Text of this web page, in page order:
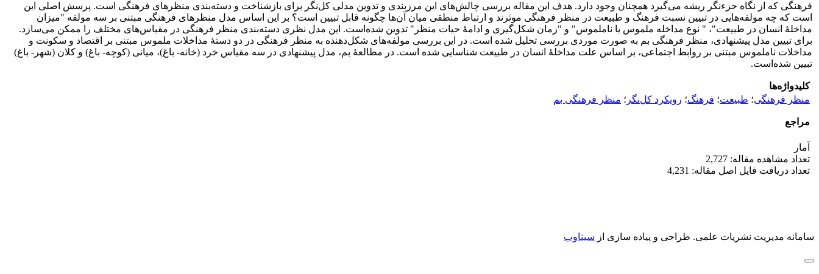
فرهنگی که از نگاه جزءنگر ریشه می‌گیرد همچنان وجود دارد. هدف این مقاله بررسی چالش‌های این مرزبندی و تدوین مدلی کل‌نگر برای بازشناخت و دسته‌بندی منظر‌های‌ فرهنگی است. پرسش اصلی این
است که چه مولفه‌هایی در تبیین نسبت فرهنگ و طبیعت در منظر فرهنگی موثرند و ارتباط منطقی میان آن‌ها چگونه قابل تبیین است؟ بر این اساس مدل منظرهای فرهنگی مبتنی بر سه مولفه‌ "میزان
مداخلۀ انسان در طبیعت"، " نوع مداخله ملموس یا ناملموس" و "زمان شکل‌گیری و ادامۀ حیات منظر" تدوین شده‌است. این مدل نظری دسته‌بندی منظر فرهنگی در مقیاس‌های مختلف را ممکن می‌سازد.
برای تبیین مدل پیشنهادی، منظر فرهنگی بم به ‌صورت موردی بررسی تحلیل شده است. در این بررسی مولفه‌های شکل‌‌دهنده به منظر فرهنگی در دو دستۀ مداخلات ملموس مبتنی بر اقتصاد و سکونت و
مداخلات ناملموس مبتنی بر روابط اجتماعی، بر اساس علت مداخلۀ انسان در طبیعت شناسایی شده است. در مطالعۀ بم، مدل پیشنهادی در سه مقیاس خرد (خانه- باغ)، میانی (کوچه- باغ) و کلان (شهر- باغ)
تبیین شده‌است.
کلیدواژه‌ها
منظر فرهنگی؛ طبیعت؛ فرهنگ؛ رویکرد کل‌نگر ؛ منظر فرهنگی بم
مراجع
آمار
تعداد مشاهده مقاله: 2,727
تعداد دریافت فایل اصل مقاله: 4,231
سامانه مدیریت نشریات علمی. طراحی و پیاده سازی از سیناوب